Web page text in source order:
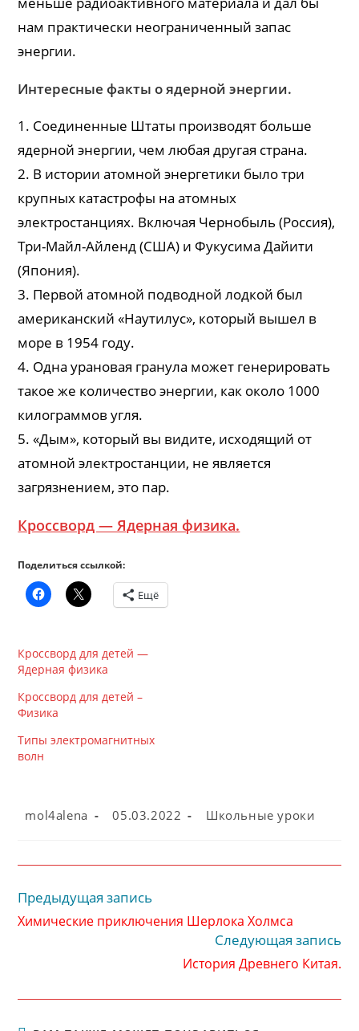
нам практически неограниченный запас
энергии.
Интересные факты о ядерной энергии.
1. Соединенные Штаты производят больше
ядерной энергии, чем любая другая страна.
2. В истории атомной энергетики было три
крупных катастрофы на атомных
электростанциях. Включая Чернобыль (Россия),
Три-Майл-Айленд (США) и Фукусима Дайити
(Япония).
3. Первой атомной подводной лодкой был
американский «Наутилус», который вышел в
море в 1954 году.
4. Одна урановая гранула может генерировать
такое же количество энергии, как около 1000
килограммов угля.
5. «Дым», который вы видите, исходящий от
атомной электростанции, не является
загрязнением, это пар.
Кроссворд — Ядерная физика.
Поделиться ссылкой:
Ещё
Кроссворд для детей —
Ядерная физика
Кроссворд для детей –
Физика
Типы электромагнитных
волн
Автор
mol4alena
Запись
05.03.2022
Рубрика
Школьные уроки
Читать
статьи
Предыдущая запись
Химические приключения Шерлока Холмса
Следующая запись
История Древнего Китая.